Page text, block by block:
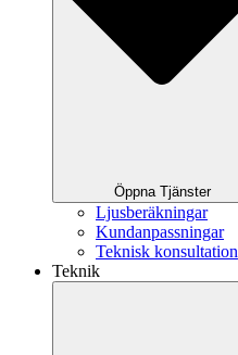
Öppna Tjänster
Ljusberäkningar
Kundanpassningar
Teknisk konsultation
Teknik